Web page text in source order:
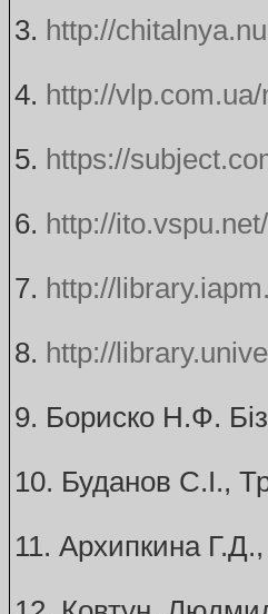
3. http://
4. http://
5. https://
6. http://
7. http://
8. http://
9. Бориско Н.Ф.
10. Буданов С.І.,
11. Архипкина